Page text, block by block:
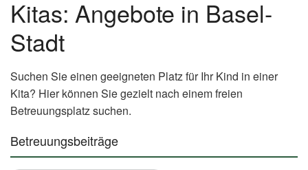
Kitas: Angebote in Basel-
Stadt
Suchen Sie einen geeigneten Platz für Ihr Kind in einer
Kita? Hier können Sie gezielt nach einem freien
Betreuungsplatz suchen.
Betreuungsbeiträge